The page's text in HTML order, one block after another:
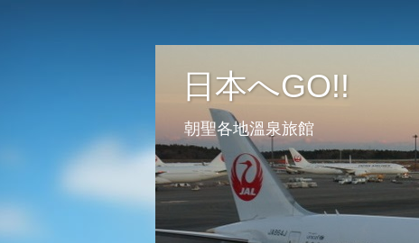
日本へGO!!
朝聖各地溫泉旅館